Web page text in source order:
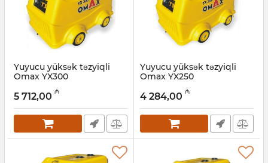
Yuyucu yüksək təzyiqli
Omax YX300
017011067
5 712,00 ₼
Yuyucu yüksək təzyiqli
Omax YX250
017011066
4 284,00 ₼